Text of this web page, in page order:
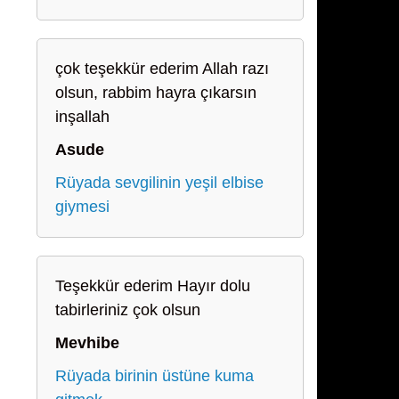
çok teşekkür ederim Allah razı
olsun, rabbim hayra çıkarsın
inşallah
Asude
Rüyada sevgilinin yeşil elbise
giymesi
Teşekkür ederim Hayır dolu
tabirleriniz çok olsun
Mevhibe
Rüyada birinin üstüne kuma